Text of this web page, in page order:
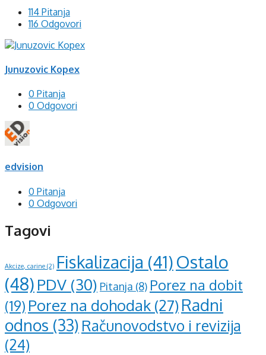
114 Pitanja
116 Odgovori
Junuzovic Kopex
0 Pitanja
0 Odgovori
edvision
0 Pitanja
0 Odgovori
Tagovi
Akcize, carine (2) Fiskalizacija (41)Ostalo
(48) PDV (30) Pitanja (8) Porez na dobit
(19) Porez na dohodak (27)Radni
odnos (33) Računovodstvo i revizija
(24)